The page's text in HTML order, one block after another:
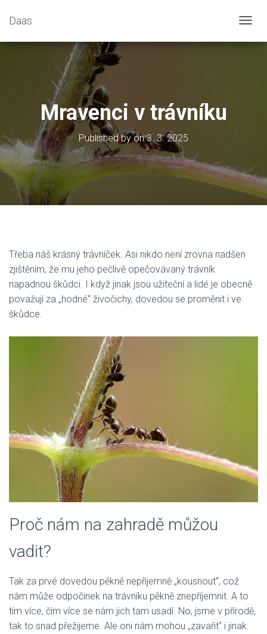
Daas
O
I
O
Mravenci v trávníku
Published byon3. 3. 2025
Třeba náš krásný trávníček. Asi nikdo není zrovna nadšen
zjištěním, že mu jeho pečlivě opečovávaný trávník
napadnou škůdci. I když jinak jsou užiteční a lidé je obecně
považují za „hodné“ živočichy, dovedou se proměnit i ve
škůdce.
Proč nám na zahradě můžou
vadit?
Tak za prvé dovedou pěkně nepříjemně „kousnout“, což
nám může odpočinek na trávníku pěkně znepříjemnit. A to
tím více, čím více se nám jich tam usadí. No, jsme v přírodě,
tak to snad přežijeme. Ale oni nám mohou „zavařit“ i jinak.